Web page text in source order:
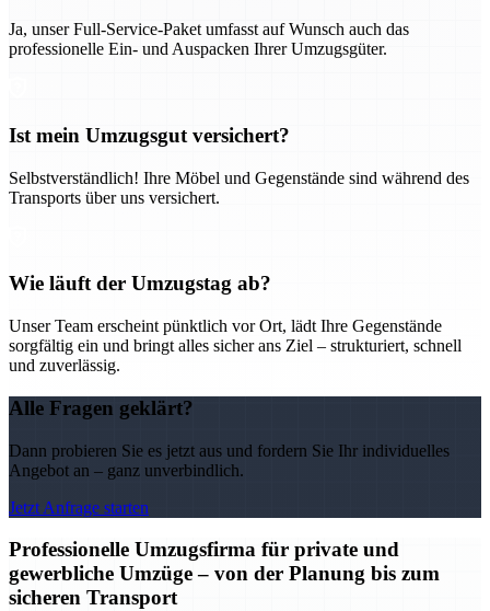
Ja, unser Full-Service-Paket umfasst auf Wunsch auch das
professionelle Ein- und Auspacken Ihrer Umzugsgüter.
Ist mein Umzugsgut versichert?
Selbstverständlich! Ihre Möbel und Gegenstände sind während des
Transports über uns versichert.
Wie läuft der Umzugstag ab?
Unser Team erscheint pünktlich vor Ort, lädt Ihre Gegenstände
sorgfältig ein und bringt alles sicher ans Ziel – strukturiert, schnell
und zuverlässig.
Alle Fragen geklärt?
Dann probieren Sie es jetzt aus und fordern Sie Ihr individuelles
Angebot an – ganz unverbindlich.
Jetzt Anfrage starten
Professionelle Umzugsfirma für private und
gewerbliche Umzüge – von der Planung bis zum
sicheren Transport